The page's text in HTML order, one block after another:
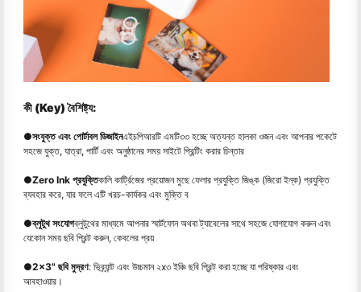
কী (Key) বৈশিষ্ট্য:
●সংযুক্ত এবং পোর্টাবল ডিজাইনএইচপিআরটি এমটি৩৩ হচ্ছে অত্যন্ত হালকা ওজন এবং আপনার পকেটে
সহজে যুক্ত, যাত্রা, পার্টি এবং অনুষ্ঠানের সময় সাইটে প্রিন্টিং করার চিন্তার
●Zero Ink প্রযুক্তিকালি কার্ট্রিজের প্রয়োজন মুছে ফেলার প্রযুক্তি জিঙ্ক (জিরো ইন্ক) প্রযুক্তি
ব্যবহার করে, যার ফলে এটি খরচ-কার্যকর এবং মুক্তি ব
●ব্লুটুথ সংযোগব্লুটুথের মাধ্যমে আপনার স্মার্টফোন অথবা ট্যাবেলের সাথে সহজে যোগাযোগ করুন এবং
যেকোন সময় ছবি প্রিন্ট করুন, কেবলের প্রয়
●2x3" ছবি মুদ্রণ: ভিব্র্যান্ট এবং উচ্চমান ২x৩ ইঞ্চি ছবি প্রিন্ট করা হচ্ছে যা পরিষ্কার এবং
আবহাওয়ার।